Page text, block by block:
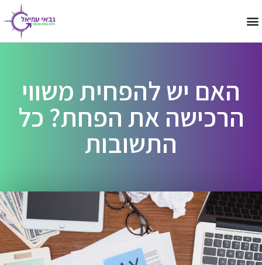
האם יש להפחית משווי
הרכישה את הפחת? כל
התשובות